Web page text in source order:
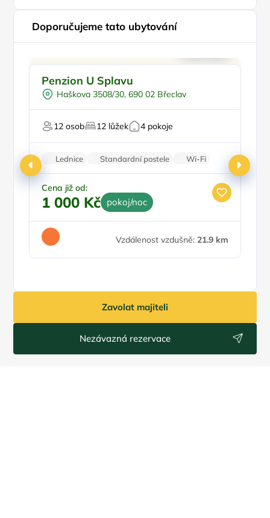
Doporučujeme tato ubytování
Sauna
Vodní sporty
Tenis
Badminton
Penzion U Splavu
Haškova 3508/30, 690 02 Břeclav
12 osob 12 lůžek 4 pokoje
Lednice Standardní postele
Wi-Fi
Koupelna
Nekuřácký objekt
Cena již od:
1 000 Kč pokoj/noc
Vzdálenost vzdušně: 21.9 km
Zavolat majiteli
Nezávazná rezervace